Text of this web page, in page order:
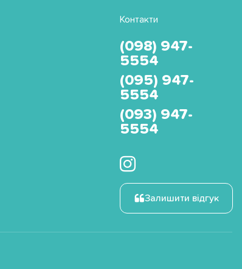
Контакти
(098) 947-
5554
(095) 947-
5554
(093) 947-
5554
Залишити відгук